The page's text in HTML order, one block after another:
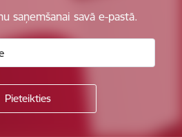
saņemšanai savā e-pastā.